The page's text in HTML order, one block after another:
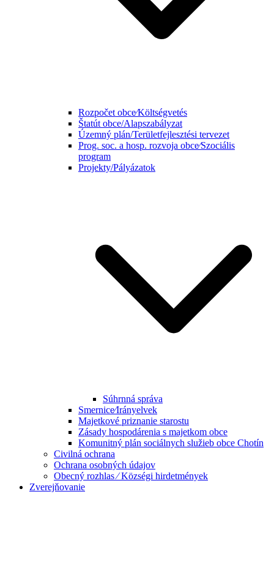
Rozpočet obce⁄Költségvetés
Štatút obce/Alapszabályzat
Územný plán/Területfejlesztési tervezet
Prog. soc. a hosp. rozvoja obce⁄Szociális
program
Projekty/Pályázatok
Súhrnná správa
Smernice⁄Irányelvek
Majetkové priznanie starostu
Zásady hospodárenia s majetkom obce
Komunitný plán sociálnych služieb obce Chotín
Civilná ochrana
Ochrana osobných údajov
Obecný rozhlas ⁄ Községi hirdetmények
Zverejňovanie